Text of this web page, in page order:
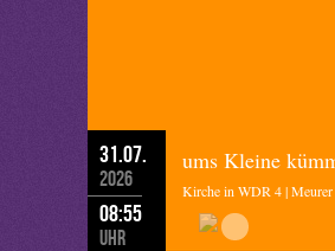
31.07.
2026
08:55
Uhr
ums Kleine
Kirche in WDR 4 | Meurer